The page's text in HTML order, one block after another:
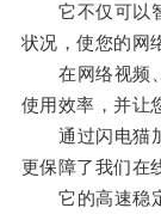
它不仅可以智
状况，使您的网
在网络视频、
使用效率，并让
通过闪电猫加
更保障了我们在
它的高速稳定